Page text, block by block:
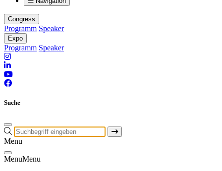
Congress
Programm Speaker
Expo
Programm Speaker
Suche
Menu
MenuMenu